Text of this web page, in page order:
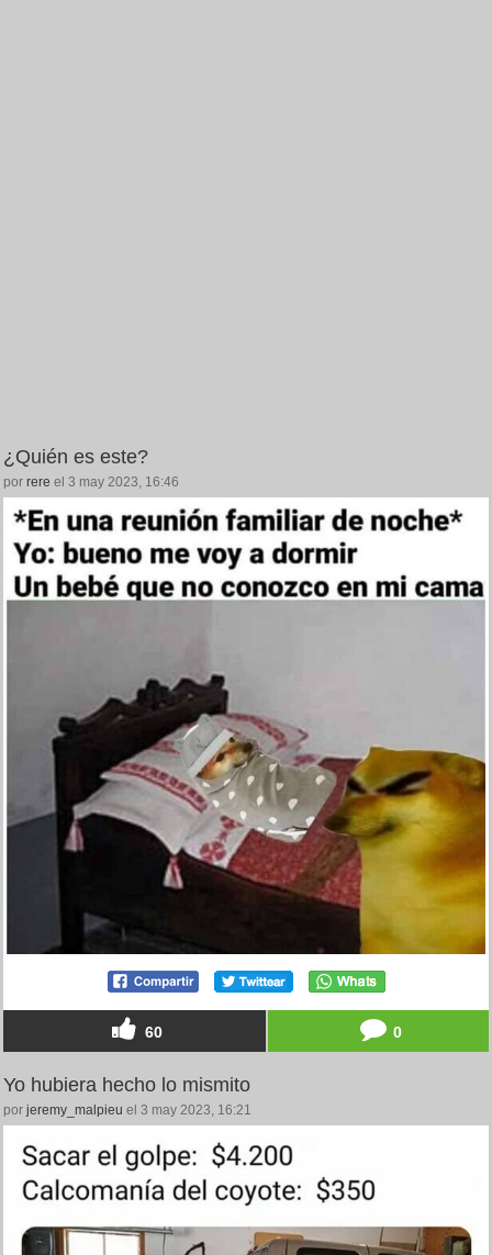
¿Quién es este?
por rere el 3 may 2023, 16:46
60 0
Yo hubiera hecho lo mismito
por jeremy_malpieu el 3 may 2023, 16:21